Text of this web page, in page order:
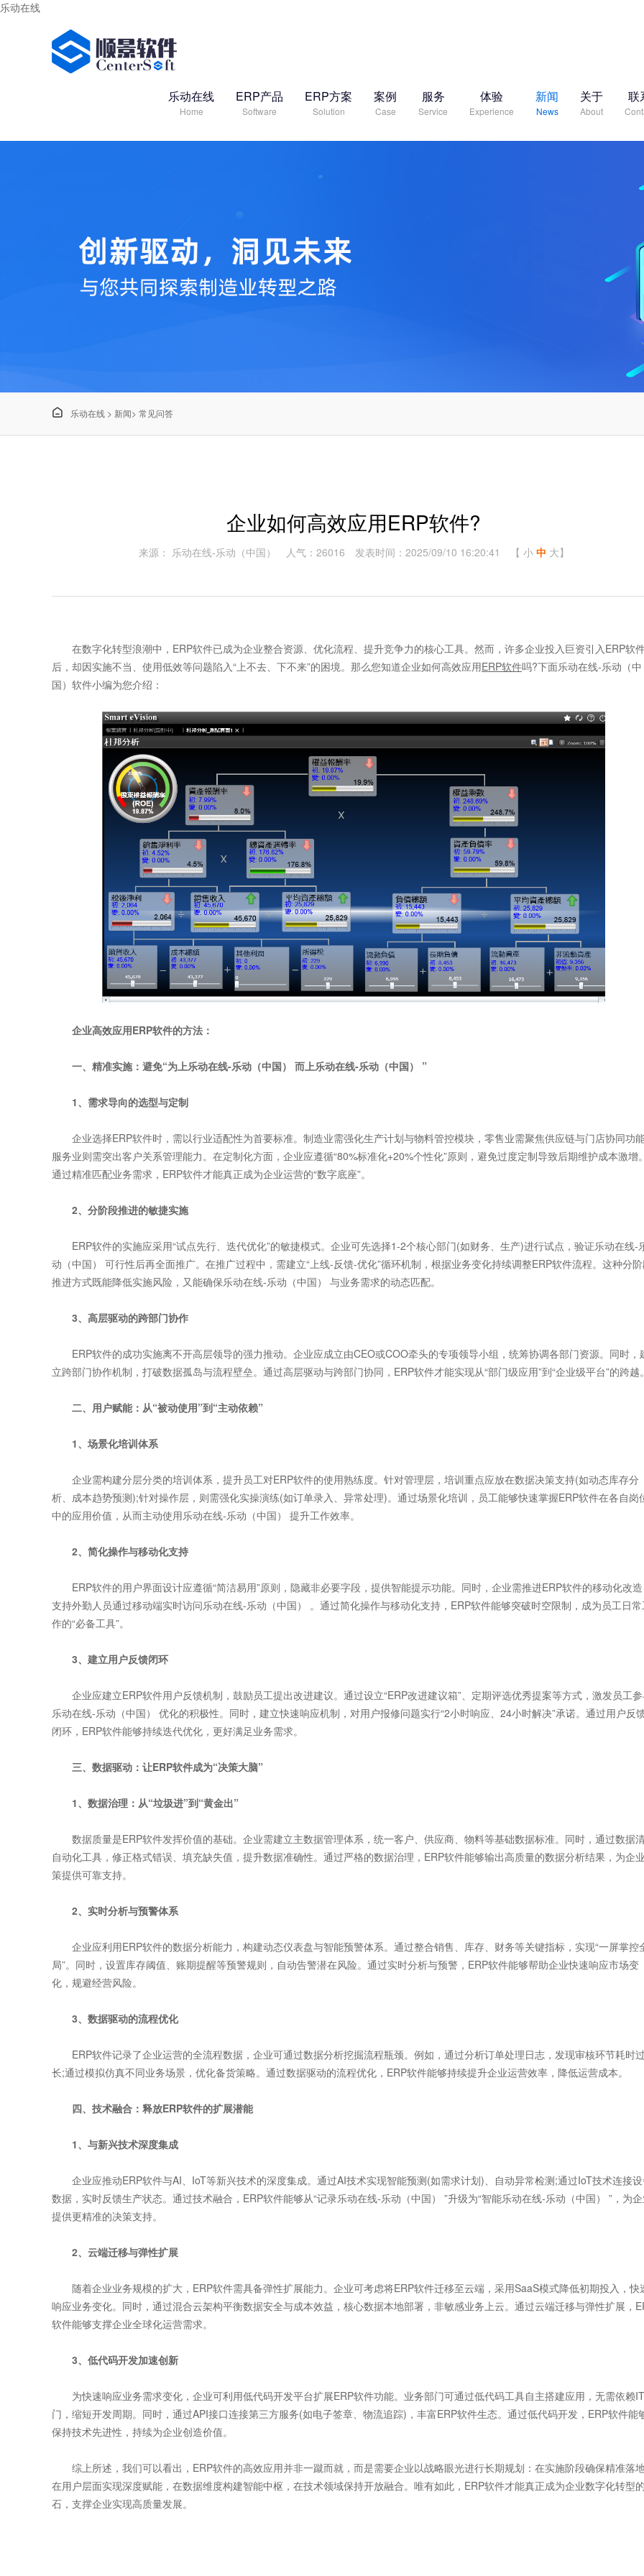
乐动在线
乐动在线
Home
ERP产品
Software
ERP方案
Solution
案例
Case
服务
Service
体验
Experience
新闻
News
关于
About
联
 乐动在线 > 新闻> 常见问答
企业如何高效应用ERP软件?
来源： 乐动在线-乐动（中国） 人气：26016 发表时间：2025/09/10 16:20:41 【 小 中 大】
在数字化转型浪潮中，ERP软件已成为企业整合资源、优化流程、提升竞争力的核心工具。然而，许多企业投入巨资引入ERP软
后，却因实施不当、使用低效等问题陷入“上不去、下不来”的困境。那么您知道企业如何高效应用ERP软件吗?下面乐动在线-乐动（中
国）软件小编为您介绍：
企业高效应用ERP软件的方法：
一、精准实施：避免“为上乐动在线-乐动（中国） 而上乐动在线-乐动（中国） ”
1、需求导向的选型与定制
企业选择ERP软件时，需以行业适配性为首要标准。制造业需强化生产计划与物料管控模块，零售业需聚焦供应链与门店协同功能
服务业则需突出客户关系管理能力。在定制化方面，企业应遵循“80%标准化+20%个性化”原则，避免过度定制导致后期维护成本激增。
通过精准匹配业务需求，ERP软件才能真正成为企业运营的“数字底座”。
2、分阶段推进的敏捷实施
ERP软件的实施应采用“试点先行、迭代优化”的敏捷模式。企业可先选择1-2个核心部门(如财务、生产)进行试点，验证乐动在线-
动（中国） 可行性后再全面推广。在推广过程中，需建立“上线-反馈-优化”循环机制，根据业务变化持续调整ERP软件流程。这种分
推进方式既能降低实施风险，又能确保乐动在线-乐动（中国） 与业务需求的动态匹配。
3、高层驱动的跨部门协作
ERP软件的成功实施离不开高层领导的强力推动。企业应成立由CEO或COO牵头的专项领导小组，统筹协调各部门资源。同时，
立跨部门协作机制，打破数据孤岛与流程壁垒。通过高层驱动与跨部门协同，ERP软件才能实现从“部门级应用”到“企业级平台”的跨越。
二、用户赋能：从“被动使用”到“主动依赖”
1、场景化培训体系
企业需构建分层分类的培训体系，提升员工对ERP软件的使用熟练度。针对管理层，培训重点应放在数据决策支持(如动态库存分
析、成本趋势预测);针对操作层，则需强化实操演练(如订单录入、异常处理)。通过场景化培训，员工能够快速掌握ERP软件在各自岗
中的应用价值，从而主动使用乐动在线-乐动（中国） 提升工作效率。
2、简化操作与移动化支持
ERP软件的用户界面设计应遵循“简洁易用”原则，隐藏非必要字段，提供智能提示功能。同时，企业需推进ERP软件的移动化改造
支持外勤人员通过移动端实时访问乐动在线-乐动（中国） 。通过简化操作与移动化支持，ERP软件能够突破时空限制，成为员工日
作的“必备工具”。
3、建立用户反馈闭环
企业应建立ERP软件用户反馈机制，鼓励员工提出改进建议。通过设立“ERP改进建议箱”、定期评选优秀提案等方式，激发员工
乐动在线-乐动（中国） 优化的积极性。同时，建立快速响应机制，对用户报修问题实行“2小时响应、24小时解决”承诺。通过用户反
闭环，ERP软件能够持续迭代优化，更好满足业务需求。
三、数据驱动：让ERP软件成为“决策大脑”
1、数据治理：从“垃圾进”到“黄金出”
数据质量是ERP软件发挥价值的基础。企业需建立主数据管理体系，统一客户、供应商、物料等基础数据标准。同时，通过数据
自动化工具，修正格式错误、填充缺失值，提升数据准确性。通过严格的数据治理，ERP软件能够输出高质量的数据分析结果，为企
策提供可靠支持。
2、实时分析与预警体系
企业应利用ERP软件的数据分析能力，构建动态仪表盘与智能预警体系。通过整合销售、库存、财务等关键指标，实现“一屏掌控
局”。同时，设置库存阈值、账期提醒等预警规则，自动告警潜在风险。通过实时分析与预警，ERP软件能够帮助企业快速响应市场变
化，规避经营风险。
3、数据驱动的流程优化
ERP软件记录了企业运营的全流程数据，企业可通过数据分析挖掘流程瓶颈。例如，通过分析订单处理日志，发现审核环节耗时过
长;通过模拟仿真不同业务场景，优化备货策略。通过数据驱动的流程优化，ERP软件能够持续提升企业运营效率，降低运营成本。
四、技术融合：释放ERP软件的扩展潜能
1、与新兴技术深度集成
企业应推动ERP软件与AI、IoT等新兴技术的深度集成。通过AI技术实现智能预测(如需求计划)、自动异常检测;通过IoT技术连接
数据，实时反馈生产状态。通过技术融合，ERP软件能够从“记录乐动在线-乐动（中国） ”升级为“智能乐动在线-乐动（中国） ”，为
提供更精准的决策支持。
2、云端迁移与弹性扩展
随着企业业务规模的扩大，ERP软件需具备弹性扩展能力。企业可考虑将ERP软件迁移至云端，采用SaaS模式降低初期投入，快
响应业务变化。同时，通过混合云架构平衡数据安全与成本效益，核心数据本地部署，非敏感业务上云。通过云端迁移与弹性扩展，
软件能够支撑企业全球化运营需求。
3、低代码开发加速创新
为快速响应业务需求变化，企业可利用低代码开发平台扩展ERP软件功能。业务部门可通过低代码工具自主搭建应用，无需依赖
门，缩短开发周期。同时，通过API接口连接第三方服务(如电子签章、物流追踪)，丰富ERP软件生态。通过低代码开发，ERP软件能
保持技术先进性，持续为企业创造价值。
综上所述，我们可以看出，ERP软件的高效应用并非一蹴而就，而是需要企业以战略眼光进行长期规划：在实施阶段确保精准落地
在用户层面实现深度赋能，在数据维度构建智能中枢，在技术领域保持开放融合。唯有如此，ERP软件才能真正成为企业数字化转型
石，支撑企业实现高质量发展。